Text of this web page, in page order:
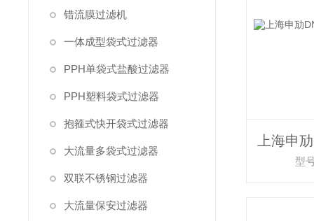
错流膜过滤机
一体成型袋式过滤器
PPH单袋式盐酸过滤器
PPH塑料袋式过滤器
抱箍式快开袋式过滤器
大流量多袋式过滤器
双联不锈钢过滤器
大流量保安过滤器
型